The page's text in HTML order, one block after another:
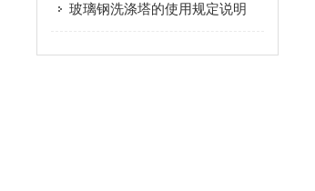
玻璃钢洗涤塔的使用规定说明